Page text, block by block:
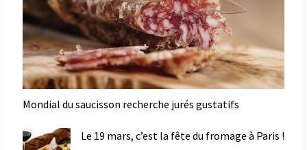
Mondial du saucisson recherche jurés gustatifs
Le 19 mars, c’est la fête du fromage à Paris !